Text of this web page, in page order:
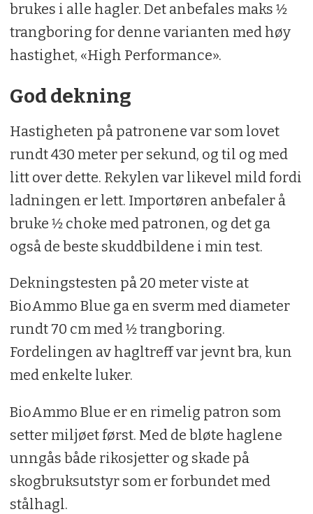
brukes i alle hagler. Det anbefales maks 1⁄2
trangboring for denne varianten med høy
hastighet, «High Performance».
God dekning
Hastigheten på patronene var som lovet
rundt 430 meter per sekund, og til og med
litt over dette. Rekylen var likevel mild fordi
ladningen er lett. Importøren anbefaler å
bruke 1⁄2 choke med patronen, og det ga
også de beste skuddbildene i min test.
Dekningstesten på 20 meter viste at
BioAmmo Blue ga en sverm med diameter
rundt 70 cm med 1⁄2 trangboring.
Fordelingen av hagltreff var jevnt bra, kun
med enkelte luker.
BioAmmo Blue er en rimelig patron som
setter miljøet først. Med de bløte haglene
unngås både rikosjetter og skade på
skogbruksutstyr som er forbundet med
stålhagl.